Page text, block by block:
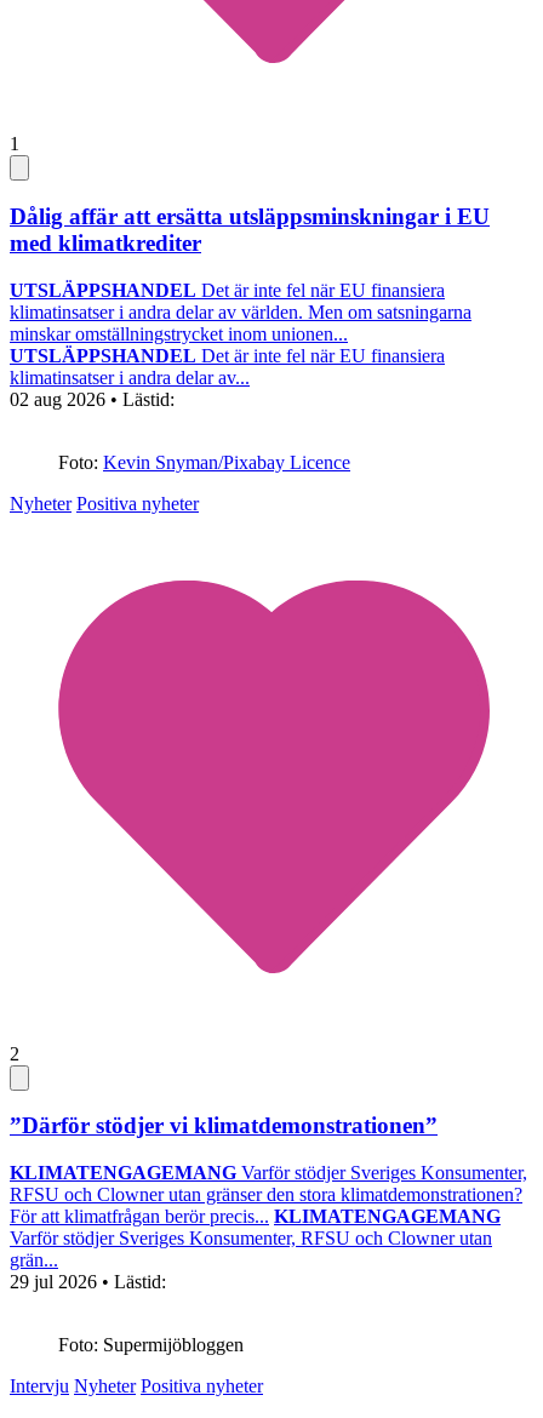
1
Dålig affär att ersätta utsläppsminskningar i EU
med klimatkrediter
UTSLÄPPSHANDEL Det är inte fel när EU finansiera
klimatinsatser i andra delar av världen. Men om satsningarna
minskar omställningstrycket inom unionen...
UTSLÄPPSHANDEL Det är inte fel när EU finansiera
klimatinsatser i andra delar av...
02 aug 2026 • Lästid:
Foto: Kevin Snyman/Pixabay Licence
Nyheter Positiva nyheter
2
”Därför stödjer vi klimatdemonstrationen”
KLIMATENGAGEMANG Varför stödjer Sveriges Konsumenter,
RFSU och Clowner utan gränser den stora klimatdemonstrationen?
För att klimatfrågan berör precis... KLIMATENGAGEMANG
Varför stödjer Sveriges Konsumenter, RFSU och Clowner utan
grän...
29 jul 2026 • Lästid:
Foto: Supermijöbloggen
Intervju Nyheter Positiva nyheter